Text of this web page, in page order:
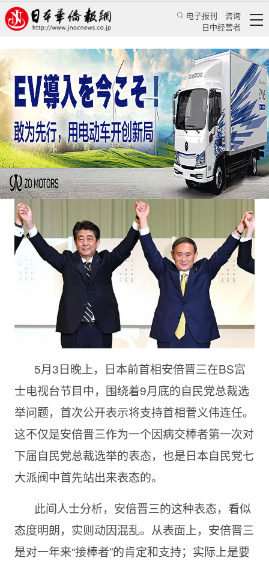
电子报刊
咨询
日中经营者
安倍站出来支持菅义伟连任目的何在
王亚囡 专栏 一笔多论★王亚囡
日本华侨报网 2021/5/6 08:34:38
5月3日晚上，日本前首相安倍晋三在BS富
士电视台节目中，围绕着9月底的自民党总裁选
举问题，首次公开表示将支持首相菅义伟连任。
这不仅是安倍晋三作为一个因病交棒者第一次对
下届自民党总裁选举的表态，也是日本自民党七
大派阀中首先站出来表态的。
此间人士分析，安倍晋三的这种表态，看似
态度明朗，实则动因混乱。从表面上，安倍晋三
是对一年来“接棒者”的肯定和支持；实际上是要